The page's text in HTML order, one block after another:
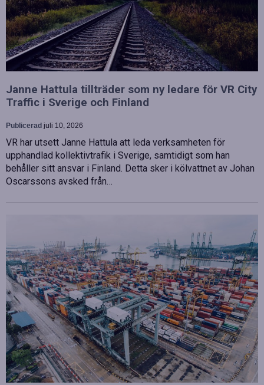
Janne Hattula tillträder som ny ledare för VR City
Traffic i Sverige och Finland
Publicerad juli 10, 2026
VR har utsett Janne Hattula att leda verksamheten för
upphandlad kollektivtrafik i Sverige, samtidigt som han
behåller sitt ansvar i Finland. Detta sker i kölvattnet av Johan
Oscarssons avsked från…